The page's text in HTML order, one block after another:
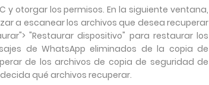
y otorgar los permisos. En la siguiente ventana,
a escanear los archivos que desea recuperar
"Restaurar dispositivo" para restaurar los
de WhatsApp eliminados de la copia de
de los archivos de copia de seguridad de
qué archivos recuperar.